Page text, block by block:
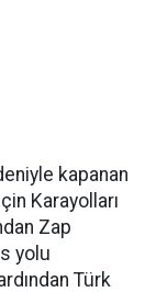
kapanan
Karayolları
Zap
yolu
Türk